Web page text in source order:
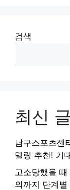
검색
최신 글
남구스포츠센
델링 추천! 기
고소당했을
의까지 단계